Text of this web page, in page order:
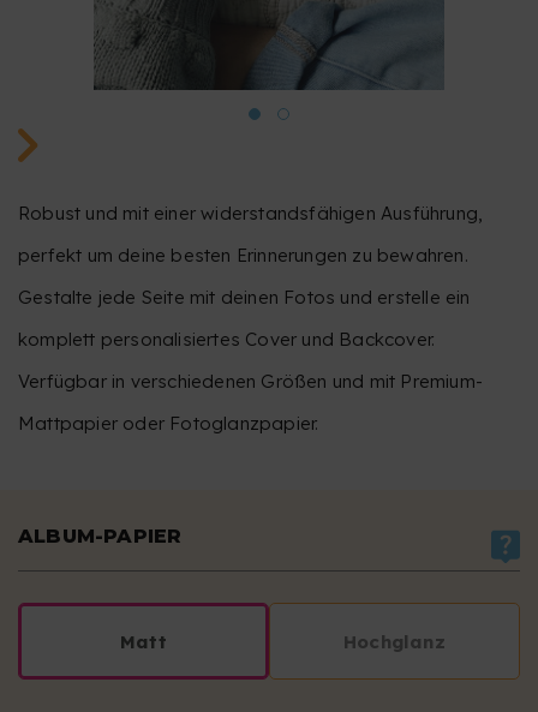
Robust und mit einer widerstandsfähigen Ausführung,
perfekt um deine besten Erinnerungen zu bewahren.
Gestalte jede Seite mit deinen Fotos und erstelle ein
komplett personalisiertes Cover und Backcover.
Verfügbar in verschiedenen Größen und mit Premium-
Mattpapier oder Fotoglanzpapier.
ALBUM-PAPIER
Matt Hochglanz